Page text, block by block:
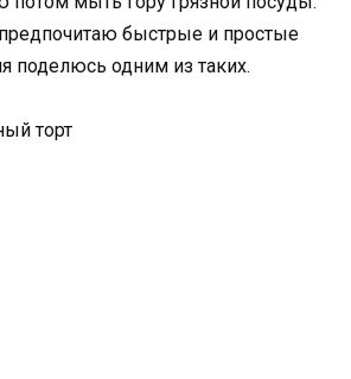
быстрые и простые
поделюсь одним из таких.
торт